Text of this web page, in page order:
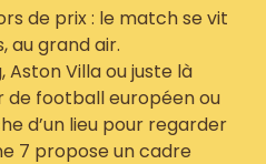
de prix : le match se vit
au grand air.
Aston Villa ou juste là
football européen ou
d’un lieu pour regarder
7 propose un cadre